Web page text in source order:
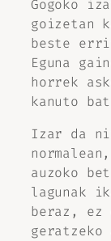
Gogoko
goizetan
beste
Eguna
horrek
kanuto
Izar da
auzoko
lagunak
beraz, ez